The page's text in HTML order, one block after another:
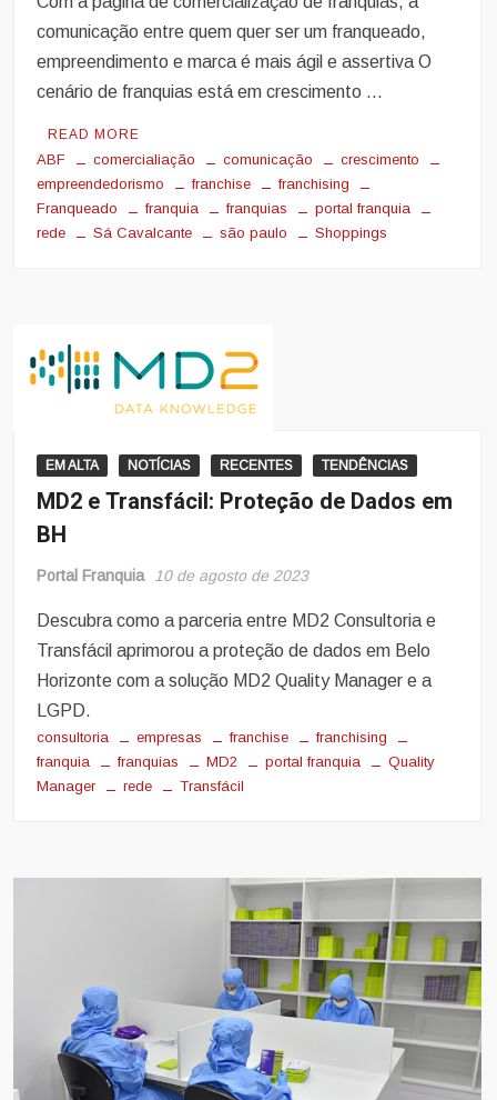
comunicação entre quem quer ser um franqueado,
empreendimento e marca é mais ágil e assertiva O
cenário de franquias está em crescimento …
READ MORE
ABF comercialiação comunicação
crescimento
empreendedorismo
franchise
franchising
Franqueado
franquia franquias
portal franquia
rede
Sá Cavalcante são paulo Shoppings
EM ALTA NOTÍCIAS RECENTES TENDÊNCIAS
MD2 e Transfácil: Proteção de Dados em
BH
Portal Franquia 10 de agosto de 2023
Descubra como a parceria entre MD2 Consultoria e
Transfácil aprimorou a proteção de dados em Belo
Horizonte com a solução MD2 Quality Manager e a
LGPD.
consultoria empresas franchise
franchising
franquia
franquias MD2 portal franquia
Quality
Manager
rede Transfácil